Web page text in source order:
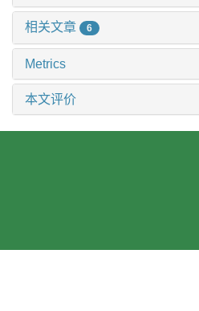
相关文章 6
Metrics
本文评价